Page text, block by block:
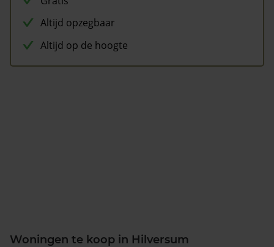
Altijd opzegbaar
Altijd op de hoogte
Woningen te koop in Hilversum